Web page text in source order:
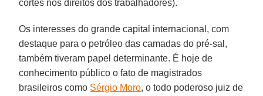
cortes nos direitos dos trabalhadores).
Os interesses do grande capital internacional, com
destaque para o petróleo das camadas do pré-sal,
também tiveram papel determinante. É hoje de
conhecimento público o fato de magistrados
brasileiros como Sérgio Moro, o todo poderoso juiz de